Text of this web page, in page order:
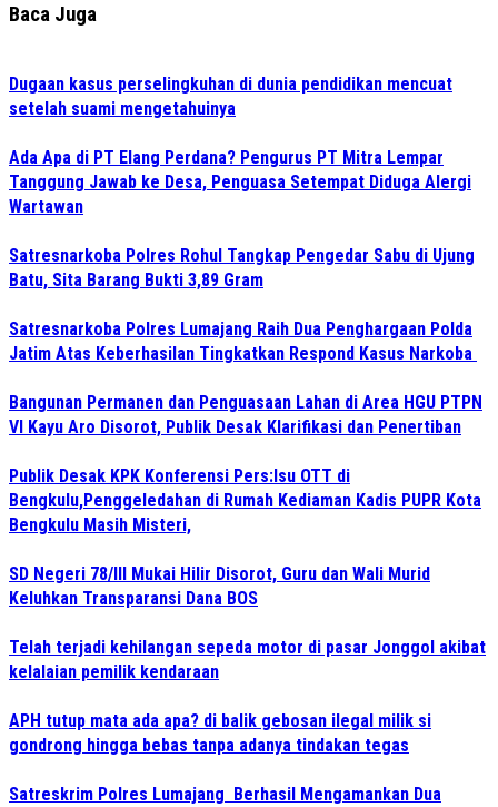
Baca Juga
Dugaan kasus perselingkuhan di dunia pendidikan mencuat
setelah suami mengetahuinya
Ada Apa di PT Elang Perdana? Pengurus PT Mitra Lempar
Tanggung Jawab ke Desa, Penguasa Setempat Diduga Alergi
Wartawan
Satresnarkoba Polres Rohul Tangkap Pengedar Sabu di Ujung
Batu, Sita Barang Bukti 3,89 Gram
Satresnarkoba Polres Lumajang Raih Dua Penghargaan Polda
Jatim Atas Keberhasilan Tingkatkan Respond Kasus Narkoba
Bangunan Permanen dan Penguasaan Lahan di Area HGU PTPN
VI Kayu Aro Disorot, Publik Desak Klarifikasi dan Penertiban
Publik Desak KPK Konferensi Pers:Isu OTT di
Bengkulu,Penggeledahan di Rumah Kediaman Kadis PUPR Kota
Bengkulu Masih Misteri,
SD Negeri 78/III Mukai Hilir Disorot, Guru dan Wali Murid
Keluhkan Transparansi Dana BOS
Telah terjadi kehilangan sepeda motor di pasar Jonggol akibat
kelalaian pemilik kendaraan
APH tutup mata ada apa? di balik gebosan ilegal milik si
gondrong hingga bebas tanpa adanya tindakan tegas
Satreskrim Polres Lumajang Berhasil Mengamankan Dua